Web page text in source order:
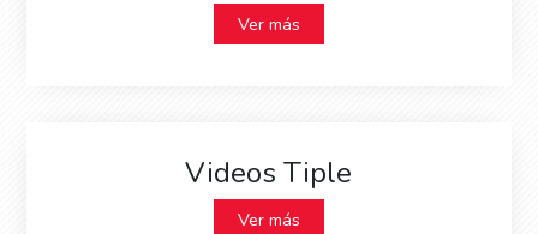
Ver más
Videos Tiple
Ver más